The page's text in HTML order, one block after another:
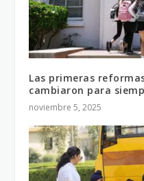
Las primeras
cambiaron para
noviembre 5, 2025